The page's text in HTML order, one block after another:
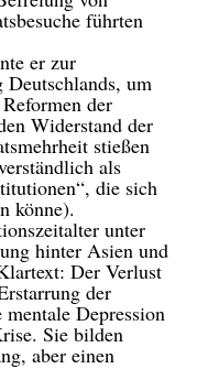
führten
er zur
um
der
Widerstand der
stießen
als
die sich
könne).
unter
hinter Asien und
Der Verlust
der
Depression
Sie bilden
aber einen